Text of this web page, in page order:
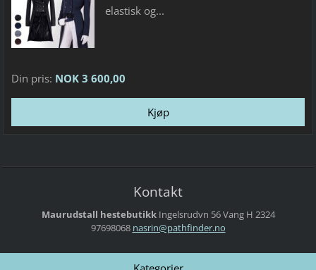
elastisk og...
Din pris: NOK 3 600,00
Kontakt
Maurudstall hestebutikk Ingelsrudvn 56Vang H 2324
97698068 nasrin@pathfinder.no